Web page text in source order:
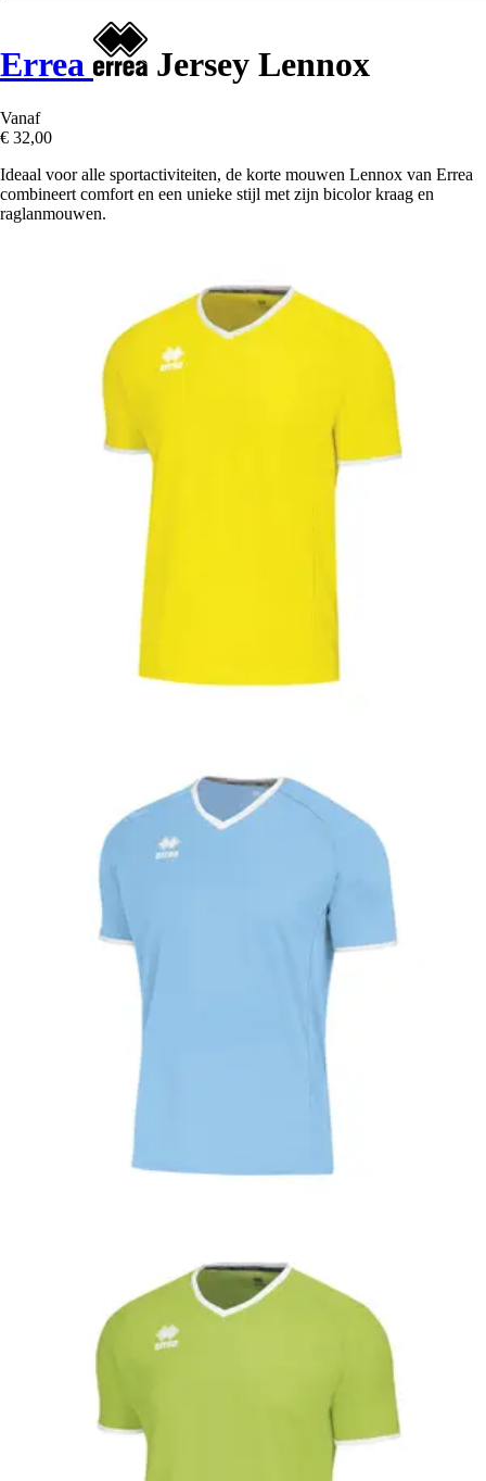
Errea Jersey Lennox
Vanaf
€ 32,00
Ideaal voor alle sportactiviteiten, de korte mouwen Lennox van Errea
combineert comfort en een unieke stijl met zijn bicolor kraag en
raglanmouwen.